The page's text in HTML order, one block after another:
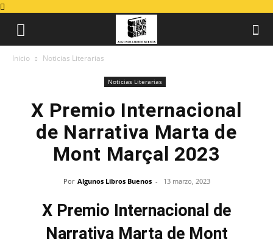
Inicio Noticias Literarias
Noticias Literarias
X Premio Internacional
de Narrativa Marta de
Mont Marçal 2023
Por Algunos Libros Buenos - 13 marzo, 2023
X Premio Internacional de
Narrativa Marta de Mont